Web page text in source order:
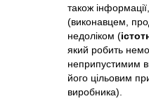
також
(виконавцем,
недоліком (
який робить
неприпустимим
його цільовим
виробника).